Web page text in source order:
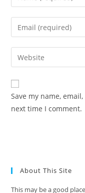
your
name
comment
Enter
your
email
address
comment
Enter
your
website
URL
(optional)
Save my name,
next time I comment.
About This Site
This may be a good